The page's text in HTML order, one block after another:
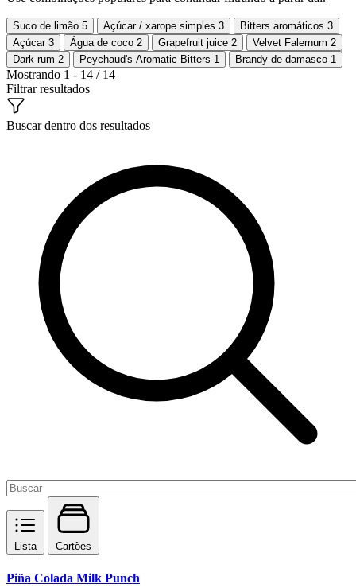
Suco de limão 5 Açúcar / xarope simples 3 Bitters aromáticos 3
Açúcar 3 Água de coco 2 Grapefruit juice 2 Velvet Falernum 2
Dark rum 2 Peychaud's Aromatic Bitters 1 Brandy de damasco 1
Mostrando 1 - 14 / 14
Filtrar resultados
Buscar dentro dos resultados
Lista Cartões
Piña Colada Milk Punch